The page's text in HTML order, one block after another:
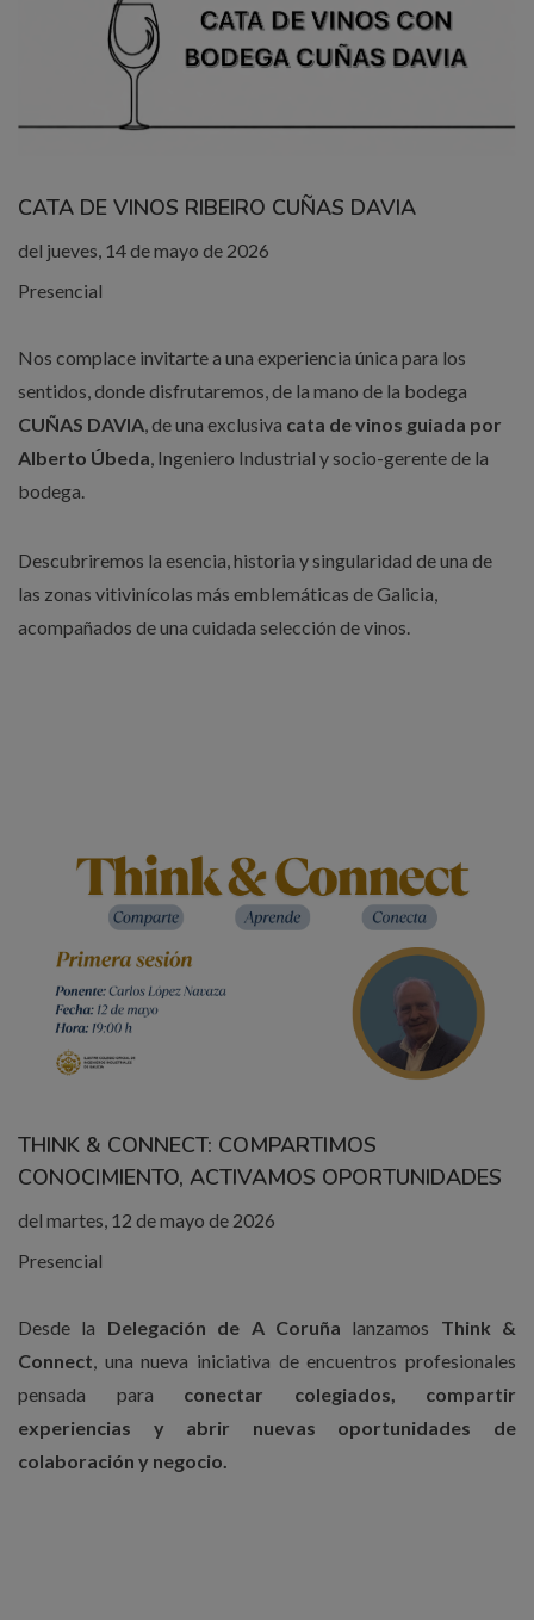
CATA DE VINOS RIBEIRO CUÑAS DAVIA
del jueves, 14 de mayo de 2026
Presencial
Nos complace invitarte a una experiencia única para los
sentidos, donde disfrutaremos, de la mano de la bodega
CUÑAS DAVIA , de una exclusiva cata de vinos guiada por
Alberto Úbeda , Ingeniero Industrial y socio-gerente de la
bodega.
Descubriremos la esencia, historia y singularidad de una de
las zonas vitivinícolas más emblemáticas de Galicia,
acompañados de una cuidada selección de vinos.
THINK & CONNECT: COMPARTIMOS
CONOCIMIENTO, ACTIVAMOS OPORTUNIDADES
del martes, 12 de mayo de 2026
Presencial
Desde la Delegación de A Coruña lanzamos Think &
Connect, una nueva iniciativa de encuentros profesionales
pensada para conectar colegiados, compartir
experiencias y abrir nuevas oportunidades de
colaboración y negocio.